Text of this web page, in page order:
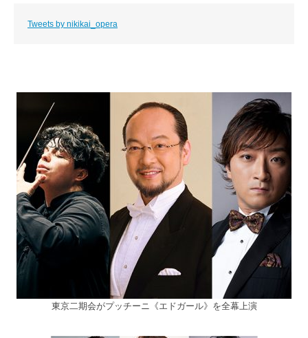
Tweets by nikikai_opera
東京二期会がプッチーニ《エドガール》を全幕上演